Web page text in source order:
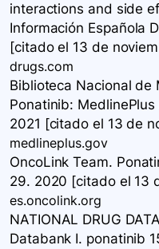
interactions and side
Información Española
[citado el 13 de
drugs.com
Biblioteca Nacional de
Ponatinib:
2021 [citado el 13 de
medlineplus.gov
OncoLink Team.
29. 2020 [citado el 13
es.oncolink.org
NATIONAL DRUG
Databank I. ponatinib